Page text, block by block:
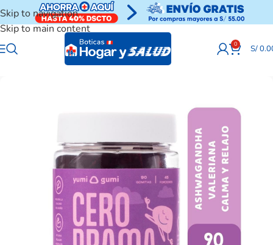
Skip to navigation
Skip to main content
0 S/